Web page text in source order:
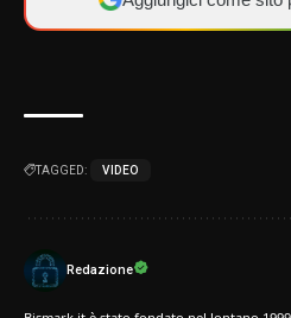
TAGGED: VIDEO
Redazione